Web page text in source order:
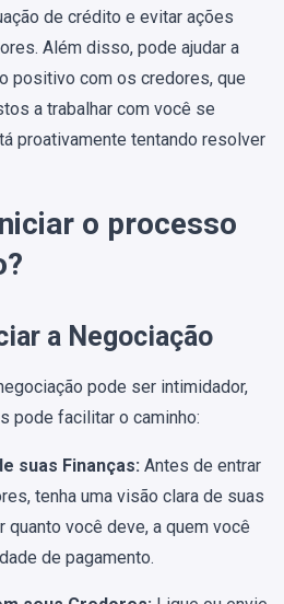
de crédito e evitar ações
Além disso, pode ajudar a
positivo com os credores, que
a trabalhar com você se
proativamente tentando resolver
o processo
a Negociação
pode ser intimidador,
pode facilitar o caminho:
suas Finanças: Antes de entrar
tenha uma visão clara de suas
você deve, a quem você
de pagamento.